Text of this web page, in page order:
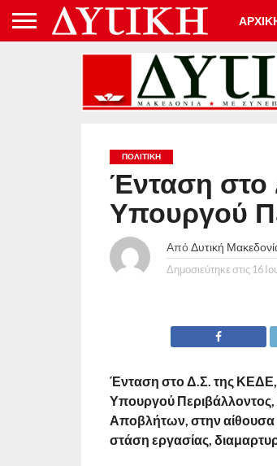
ΠΟΛΙΤΙΚΉ
Ένταση στο
Υπουργού
ΑπόΔυτική
Δημοσιεύτηκε στις 16
Ένταση στο Δ.Σ. της ΚΕΔΕ,
Υπουργού Περιβάλλοντος,
Αποβλήτων, στην αίθουσα
στάση εργασίας,